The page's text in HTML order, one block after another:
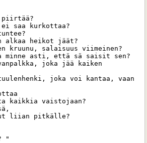
piirtää?
saa kurkottaa?
alkaa heikot jäät?
kruunu, salaisuus viimeinen?
minne asti, että sä saisit sen?
joka jää kaiken
joka voi kantaa, vaan
kaikkia vaistojaan?
liian pitkälle?
"